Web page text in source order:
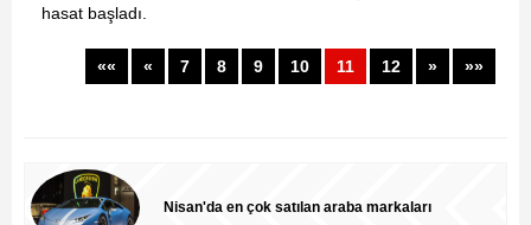
hasat başladı.
«« « 7 8 9 10 11 12 » »»
Nisan'da en çok satılan araba markaları